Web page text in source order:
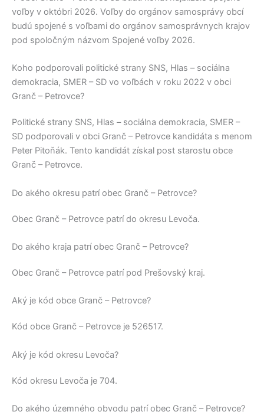
voľby v októbri 2026. Voľby do orgánov samosprávy obcí
budú spojené s voľbami do orgánov samosprávnych krajov
pod spoločným názvom Spojené voľby 2026.
Koho podporovali politické strany SNS, Hlas – sociálna
demokracia, SMER – SD vo voľbách v roku 2022 v obci
Granč – Petrovce?
Politické strany SNS, Hlas – sociálna demokracia, SMER –
SD podporovali v obci Granč – Petrovce kandidáta s menom
Peter Pitoňák. Tento kandidát získal post starostu obce
Granč – Petrovce.
Do akého okresu patrí obec Granč – Petrovce?
Obec Granč – Petrovce patrí do okresu Levoča.
Do akého kraja patrí obec Granč – Petrovce?
Obec Granč – Petrovce patrí pod Prešovský kraj.
Aký je kód obce Granč – Petrovce?
Kód obce Granč – Petrovce je 526517.
Aký je kód okresu Levoča?
Kód okresu Levoča je 704.
Do akého územného obvodu patrí obec Granč – Petrovce?